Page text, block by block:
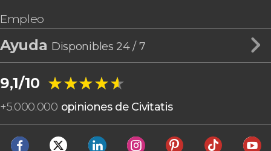
Empleo
Ayuda Disponibles 24 / 7
9,1/10 ★★★★★
★★★★★
+5.000.000 opiniones de Civitatis